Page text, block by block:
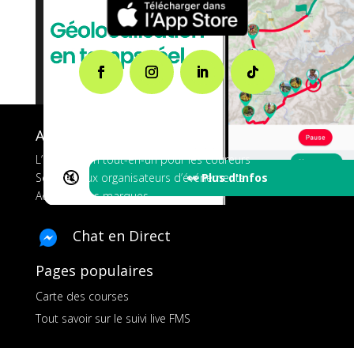
🔇 👀 Plus d'Infos
A propos de FMS
L’application tout-en-un pour les coureurs
Services aux organisateurs d’événements
Ads pour les marques
Chat en Direct
Pages populaires
Carte des courses
Tout savoir sur le suivi live FMS